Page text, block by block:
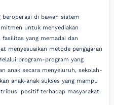
di bawah sistem
untuk menyediakan
yang memadai dan
menyesuaikan metode pengajaran
program-program yang
anak secara menyeluruh, sekolah-
anak-anak sukses yang mampu
positif terhadap masyarakat.